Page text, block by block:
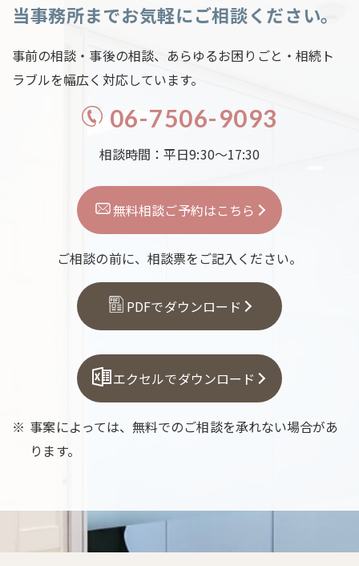
当事務所までお気軽にご相談ください。
事前の相談・事後の相談、あらゆるお困りごと・相続ト
ラブルを幅広く対応しています。
06-7506-9093
相談時間：平日9:30～17:30
無料相談ご予約はこちら
ご相談の前に、相談票をご記入ください。
PDFでダウンロード
エクセルでダウンロード
事案によっては、無料でのご相談を承れない場合があ
ります。